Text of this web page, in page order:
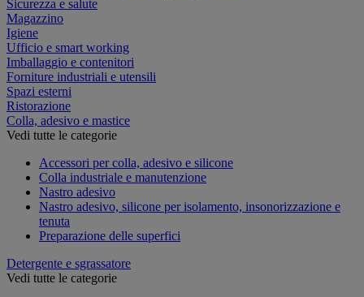
Sicurezza e salute
Magazzino
Igiene
Ufficio e smart working
Imballaggio e contenitori
Forniture industriali e utensili
Spazi esterni
Ristorazione
Colla, adesivo e mastice
Vedi tutte le categorie
Accessori per colla, adesivo e silicone
Colla industriale e manutenzione
Nastro adesivo
Nastro adesivo, silicone per isolamento, insonorizzazione e
tenuta
Preparazione delle superfici
Detergente e sgrassatore
Vedi tutte le categorie